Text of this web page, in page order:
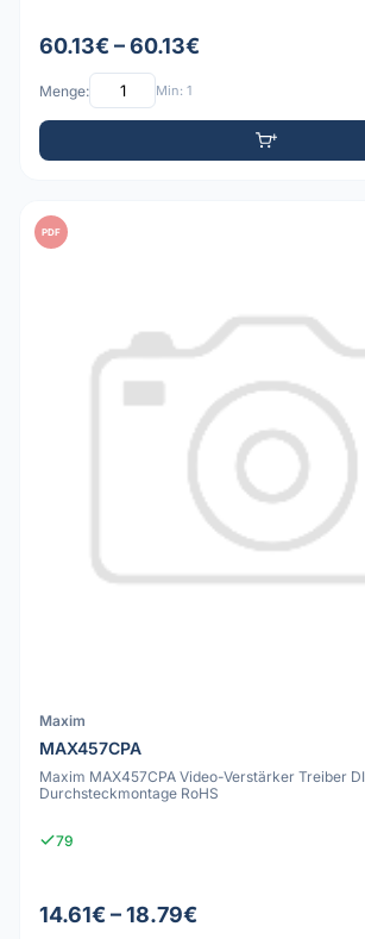
60.13€ – 60.13€
Menge: Min: 1
PDF
Maxim
MAX457CPA
Maxim MAX457CPA Video-Verstärker Treiber
Durchsteckmontage RoHS
79
14.61€ – 18.79€